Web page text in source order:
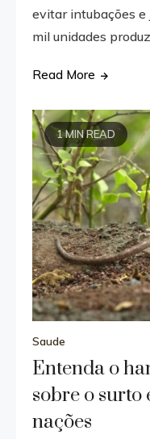
evitar intubações e
mil unidades
Read More
1 MIN READ
Saude
Entenda o
sobre o surto
nações